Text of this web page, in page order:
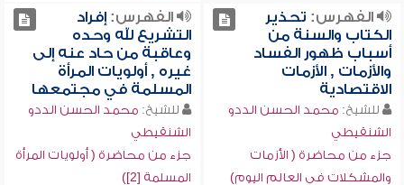
الفهرس: تحذير
الكتاب والسنة من
أسباب ظهور الفساد
والأزمات , الأزمات
الاقتصادية
للشيخ: محمد الحسن الددو
الشنقيطي
جزء من محاضرة ( الأزمات
والمشكلات في العالم اليوم)
الفهرس:إفراد
التشريع لله وحده
وعاقبة من حاد عنه إلى
غيره , أولويات المرأة
المسلمة في مجتمعها
للشيخ: محمد الحسن الددو
الشنقيطي
جزء من محاضرة ( أولويات المرأة
المسلمة [2])